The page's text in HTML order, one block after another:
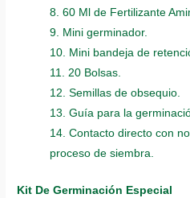
8. 60 Ml de Fertilizante
9. Mini germinador.
10. Mini bandeja de
11. 20 Bolsas.
12. Semillas de obsequio.
13. Guía para la
14. Contacto directo con
proceso de siembra.
Kit De Germinación Especial